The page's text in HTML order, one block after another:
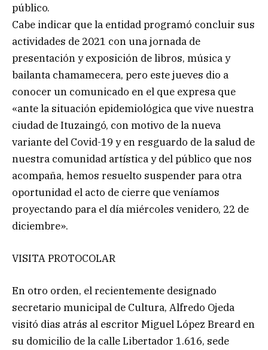
público.
Cabe indicar que la entidad programó concluir sus
actividades de 2021 con una jornada de
presentación y exposición de libros, música y
bailanta chamamecera, pero este jueves dio a
conocer un comunicado en el que expresa que
«ante la situación epidemiológica que vive nuestra
ciudad de Ituzaingó, con motivo de la nueva
variante del Covid-19 y en resguardo de la salud de
nuestra comunidad artística y del público que nos
acompaña, hemos resuelto suspender para otra
oportunidad el acto de cierre que veníamos
proyectando para el día miércoles venidero, 22 de
diciembre».
VISITA PROTOCOLAR
En otro orden, el recientemente designado
secretario municipal de Cultura, Alfredo Ojeda
visitó dias atrás al escritor Miguel López Breard en
su domicilio de la calle Libertador 1.616, sede